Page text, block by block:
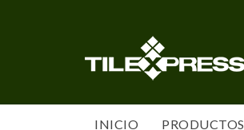
INICIO PRODUCTOS